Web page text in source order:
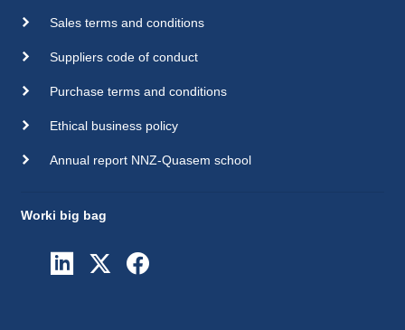
Sales terms and conditions
Suppliers code of conduct
Purchase terms and conditions
Ethical business policy
Annual report NNZ-Quasem school
Worki big bag